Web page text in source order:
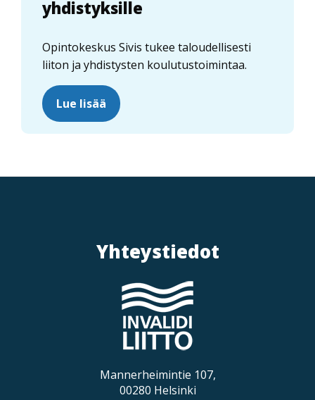
yhdistyksille
Opintokeskus Sivis tukee taloudellisesti
liiton ja yhdistysten koulutustoimintaa.
Lue lisää
Yhteystiedot
Mannerheimintie 107,
00280 Helsinki